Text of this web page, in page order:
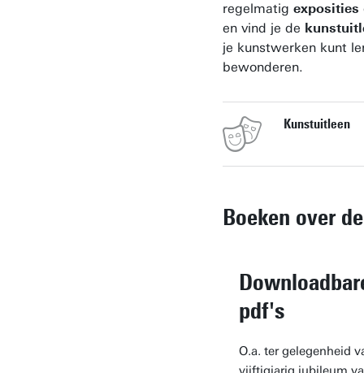
regelmatig exposities
en vind je de
je kunstwerken kunt
bewonderen.
Kunstuitleen
Boeken over
pdf's
O.a. ter gelegenheid